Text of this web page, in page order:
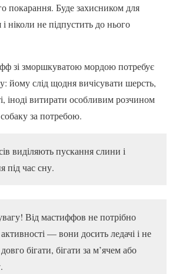
покарання. Буде захисником для
ніколи не підпустить до нього
зі зморшкуватою мордою потребує
йому слід щодня вичісувати шерсть,
іноді витирати особливим розчином
за потребою.
виділяють пускання слини і
під час сну.
Від мастиффов не потрібно
активності — вони досить ледачі і не
бігати, бігати за м’ячем або